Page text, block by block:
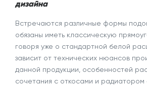
дизайна
Встречаются различные формы
обязаны иметь классическую
говоря уже о стандартной белой
зависит от технических нюансов
данной продукции, особенностей
сочетания с откосами и радиатором